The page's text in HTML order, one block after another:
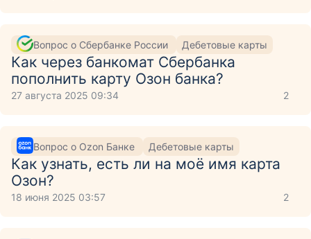
Вопрос о Сбербанке России Дебетовые карты
Как через банкомат Сбербанка
пополнить карту Озон банка?
27 августа 2025 09:34 2
Вопрос о Ozon Банке Дебетовые карты
Как узнать, есть ли на моё имя карта
Озон?
18 июня 2025 03:57 2